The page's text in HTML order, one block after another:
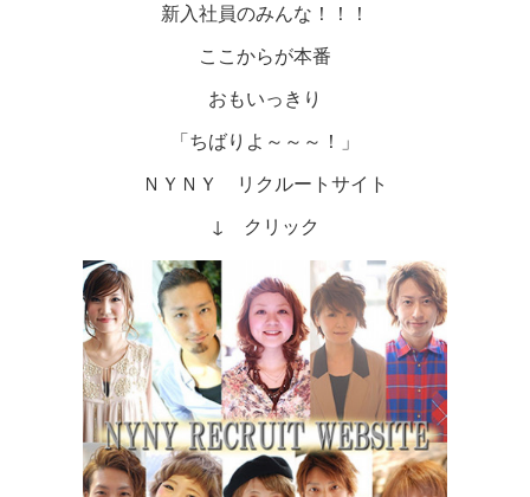
新入社員のみんな！！！
ここからが本番
おもいっきり
「ちばりよ～～～！」
ＮＹＮＹ リクルートサイト
↓ クリック